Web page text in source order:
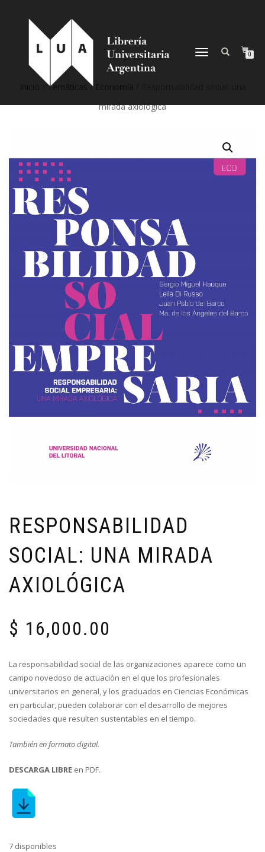
NAVEGACIÓN
0
/Temáticas /
mirada axiológica
RESPONSABILIDAD
SOCIAL: UNA MIRADA
AXIOLÓGICA
$ 16,000.00
La responsabilidad social de las organizaciones aparece como un
campo novedoso de actuación en el que los profesionales
universitarios en general, y los graduados en Ciencias Económicas
en particular, pueden colaborar con el desarrollo de mejores
sociedades que resulten sustentables en el tiempo.
También en formato digital.
DESCARGA LIBRE en PDF.
7 disponibles